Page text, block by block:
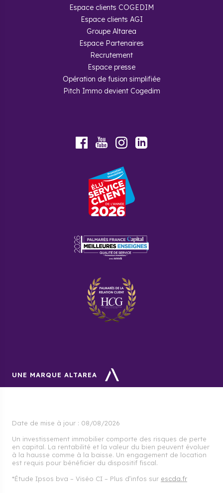
Espace clients COGEDIM
Espace clients AGI
Groupe Altarea
Espace Partenaires
Recrutement
Espace presse
Opération de fusion simplifiée
Pitch Immo devient Cogedim
FacebookYoutubeInstagram
UNE MARQUE ALTAREA
Date de mise à jour : 08/08/2026
Un investissement immobilier comporte des risques de perte
en capital. La rentabilité et la valeur du bien peuvent évoluer
à la hausse comme à la baisse. Un engagement de location
est requis pour bénéficier du dispositif fiscal.
*Étude Ipsos bva – Viséo CI – Plus d’infos sur escda.fr